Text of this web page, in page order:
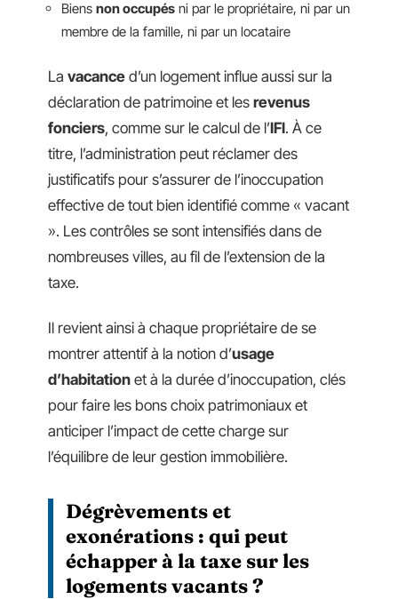
Biens non occupés ni par le propriétaire, ni par un
membre de la famille, ni par un locataire
La vacance d’un logement influe aussi sur la
déclaration de patrimoine et les revenus
fonciers, comme sur le calcul de l’IFI. À ce
titre, l’administration peut réclamer des
justificatifs pour s’assurer de l’inoccupation
effective de tout bien identifié comme « vacant
». Les contrôles se sont intensifiés dans de
nombreuses villes, au fil de l’extension de la
taxe.
Il revient ainsi à chaque propriétaire de se
montrer attentif à la notion d’usage
d’habitation et à la durée d’inoccupation, clés
pour faire les bons choix patrimoniaux et
anticiper l’impact de cette charge sur
l’équilibre de leur gestion immobilière.
Dégrèvements et
exonérations : qui peut
échapper à la taxe sur les
logements vacants ?